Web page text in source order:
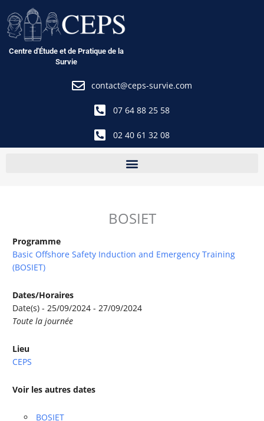
au
contenu
Centre d'Étude et de Pratique de la
Survie
contact@ceps-survie.com
07 64 88 25 58
02 40 61 32 08
BOSIET
Programme
Basic Offshore Safety Induction and Emergency Training
(BOSIET)
Dates/Horaires
Date(s) - 25/09/2024 - 27/09/2024
Toute la journée
Lieu
CEPS
Voir les autres dates
BOSIET